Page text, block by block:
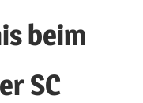
beim
SC